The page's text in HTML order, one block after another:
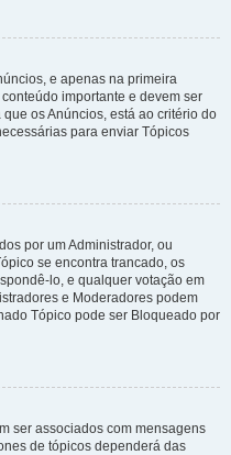
e apenas na primeira
importante e devem ser
os Anúncios, está ao critério do
para enviar Tópicos
por um Administrador, ou
se encontra trancado, os
lo, e qualquer votação em
e Moderadores podem
Tópico pode ser Bloqueado por
ser associados com mensagens
de tópicos dependerá das